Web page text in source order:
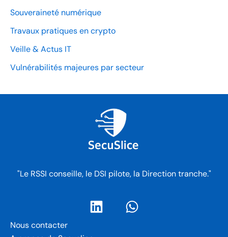
Souveraineté numérique
Travaux pratiques en crypto
Veille & Actus IT
Vulnérabilités majeures par secteur
"Le RSSI conseille, le DSI pilote, la Direction tranche."
Nous contacter